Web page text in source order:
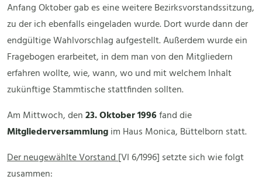
Anfang Oktober gab es eine weitere Bezirksvorstandssitzung,
zu der ich ebenfalls eingeladen wurde. Dort wurde dann der
endgültige Wahlvorschlag aufgestellt. Außerdem wurde ein
Fragebogen erarbeitet, in dem man von den Mitgliedern
erfahren wollte, wie, wann, wo und mit welchem Inhalt
zukünftige Stammtische stattfinden sollten.
Am Mittwoch, den23. Oktober 1996fand die
Mitgliederversammlungim Haus Monica, Büttelborn statt.
Der neugewählte Vorstand[VI 6/1996] setzte sich wie folgt
zusammen: